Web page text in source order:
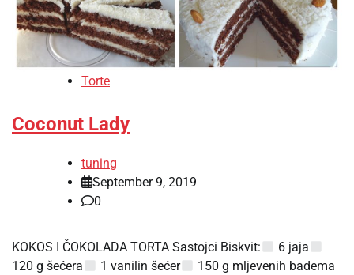
Torte
Coconut Lady
tuning
September 9, 2019
0
KOKOS I ČOKOLADA TORTA Sastojci Biskvit:
6 jaja
120 g šećera
1 vanilin šećer 150 g mljevenih badema